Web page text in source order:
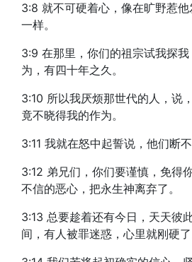
3:8 就不可硬着心，像在旷野惹
一样。
3:9 在那里，你们的祖宗试我探
为，有四十年之久。
3:10 所以我厌烦那世代的人，说
竟不晓得我的作为。
3:11 我就在怒中起誓说，他们断
3:12 弟兄们，你们要谨慎，免得
不信的恶心，把永生神离弃了。
3:13 总要趁着还有今日，天天彼
间，有人被罪迷惑，心里就刚硬了